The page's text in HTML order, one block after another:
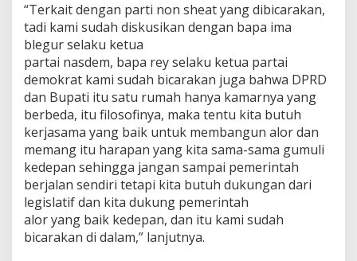
“Terkait dengan parti non sheat yang dibicarakan,
tadi kami sudah diskusikan dengan bapa ima
blegur selaku ketua
partai nasdem, bapa rey selaku ketua partai
demokrat kami sudah bicarakan juga bahwa DPRD
dan Bupati itu satu rumah hanya kamarnya yang
berbeda, itu filosofinya, maka tentu kita butuh
kerjasama yang baik untuk membangun alor dan
memang itu harapan yang kita sama-sama gumuli
kedepan sehingga jangan sampai pemerintah
berjalan sendiri tetapi kita butuh dukungan dari
legislatif dan kita dukung pemerintah
alor yang baik kedepan, dan itu kami sudah
bicarakan di dalam,” lanjutnya.